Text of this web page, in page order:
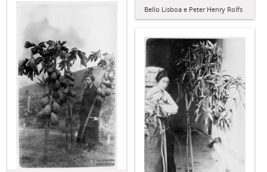
Bello Lisboa e Peter Henry Rolfs